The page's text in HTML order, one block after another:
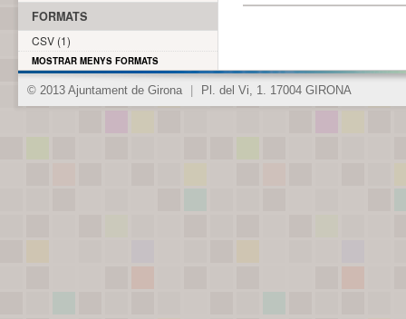
FORMATS
CSV (1)
MOSTRAR MENYS FORMATS
© 2013 Ajuntament de Girona Pl. del Vi, 1. 17004 GIRONA